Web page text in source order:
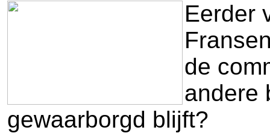
Eerder
de
andere
gewaarborgd blijft?